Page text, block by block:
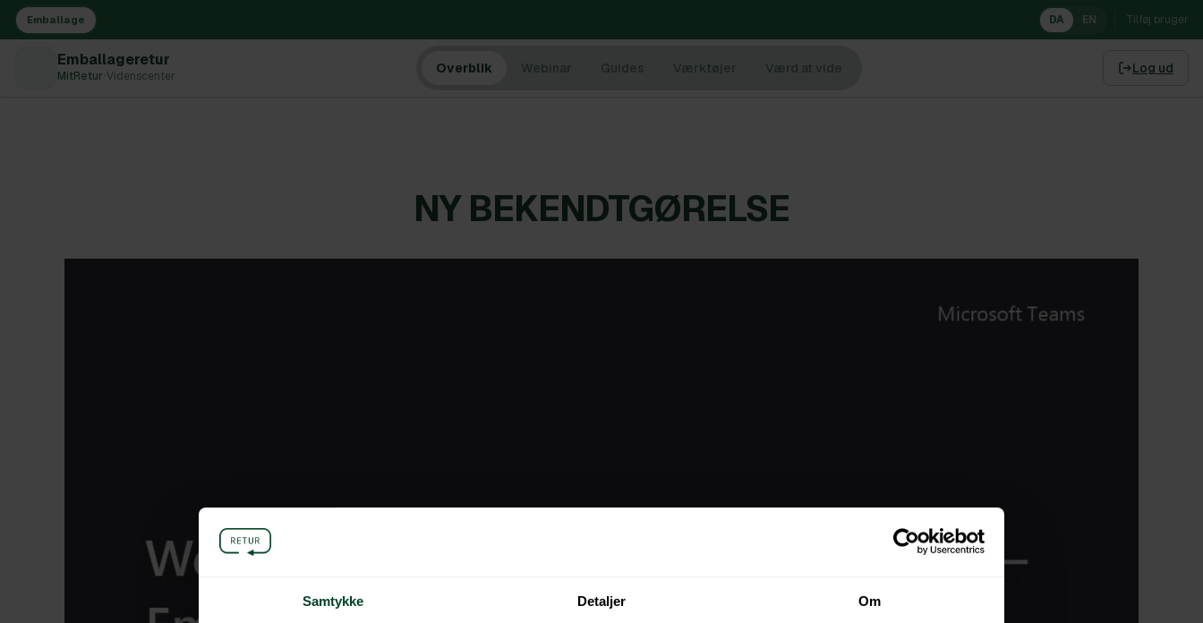
Samtykke Detaljer Om
Emballage DA EN Tilføj bruger
Emballageretur
MitRetur Videnscenter Overblik Webinar Guides Værktøjer Værd at vide Log ud
NY BEKENDTGØRELSE